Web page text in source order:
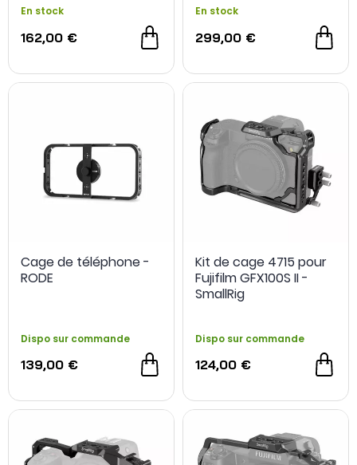
En stock
162,00 €
En stock
299,00 €
Cage de téléphone -
RODE
Dispo sur commande
139,00 €
Kit de cage 4715 pour
Fujifilm GFX100S II -
SmallRig
Dispo sur commande
124,00 €